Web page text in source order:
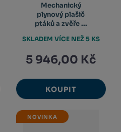
Mechanický
plynový plašič
ptáků a zvěře ...
5 946,00 Kč
KOUPIT
SKLADEM VÍCE NEŽ 5 KS
NOVINKA